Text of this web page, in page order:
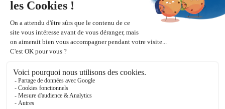
Tél : (+33) 02 23 15 13 91
TRI DE NOS EMBALLAGES